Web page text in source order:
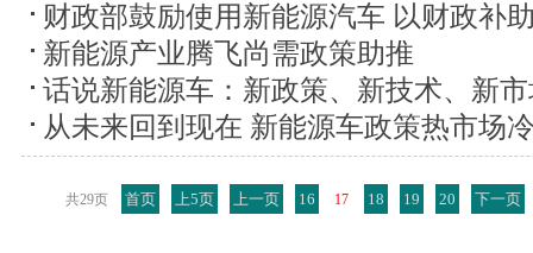
财政部鼓励使用新能源汽车 以财政补
新能源产业腾飞尚需政策助推
话说新能源车：新政策、新技术、新
从未来回到现在 新能源车政策热市场
共29页 首页 上5页 上一页 16 17 18 19 20 下一页